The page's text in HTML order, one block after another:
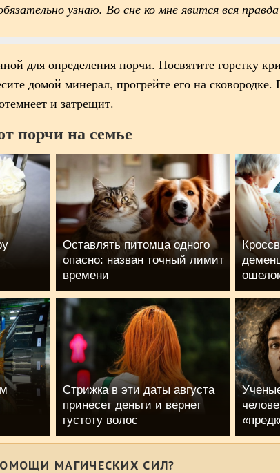
узнаю. Во сне ко мне явится вся
для определения порчи. Посвятите горстку
домой минерал, прогрейте его на сковородке.
и затрещит.
порчи на семье
Оставлять питомца одного
опасно: назван точный лимит
времени
Стрижка в эти даты августа
принесет деньги и вернет
густоту волос
МАГИЧЕСКИХ СИЛ?